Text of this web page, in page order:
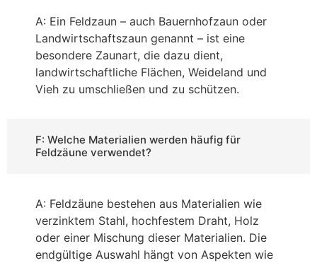
A: Ein Feldzaun – auch Bauernhofzaun oder
Landwirtschaftszaun genannt – ist eine
besondere Zaunart, die dazu dient,
landwirtschaftliche Flächen, Weideland und
Vieh zu umschließen und zu schützen.
F: Welche Materialien werden häufig für
Feldzäune verwendet?
A: Feldzäune bestehen aus Materialien wie
verzinktem Stahl, hochfestem Draht, Holz
oder einer Mischung dieser Materialien. Die
endgültige Auswahl hängt von Aspekten wie